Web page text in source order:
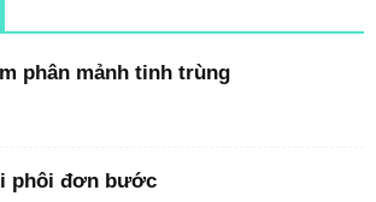
phân mảnh tinh trùng
phôi đơn bước